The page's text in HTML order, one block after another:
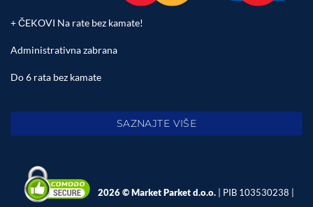
+ ČEKOVI Na rate bez kamate!
Administrativna zabrana
Do 6 rata bez kamate
SAZNAJTE VIŠE
2026 © Market Parket d.o.o. | PIB 103530238 |